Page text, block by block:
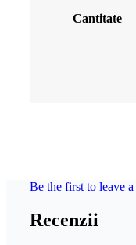
Cantitate
Be the first to leave
Recenzii